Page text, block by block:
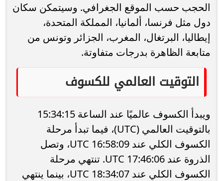
الحجب حسب الموقع الجغرافي. وسيتمكن سكان
دول مثل فرنسا، ألمانيا، المملكة المتحدة،
إيطاليا، البرتغال، المغرب، الجزائر وتونس من
متابعة الظاهرة بدرجات متفاوتة.
التوقيت العالمي للكسوف
ويبدأ الكسوف عالميًا عند الساعة 15:34:15
بالتوقيت العالمي (UTC)، فيما تبدأ مرحلة
الكسوف الكلي عند 16:58:09 UTC، وتصل
الذروة عند 17:46:06 UTC. تنتهي مرحلة
الكسوف الكلي عند 18:34:07 UTC، بينما ينتهي